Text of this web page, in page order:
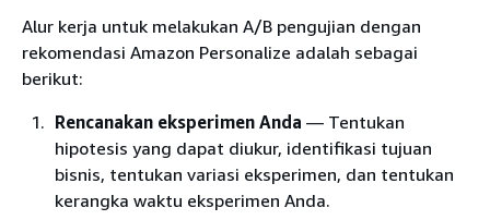
Alur kerja untuk melakukan A/B pengujian dengan
rekomendasi Amazon Personalize adalah sebagai
berikut:
Rencanakan eksperimen Anda — Tentukan
hipotesis yang dapat diukur, identifikasi tujuan
bisnis, tentukan variasi eksperimen, dan tentukan
kerangka waktu eksperimen Anda.